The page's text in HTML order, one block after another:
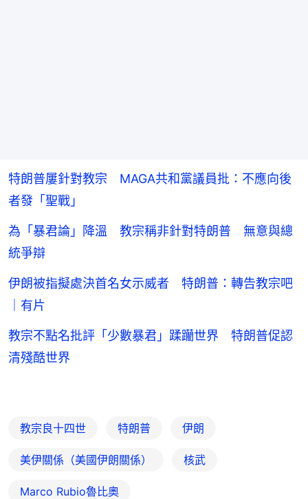
特朗普屢針對教宗 MAGA共和黨議員批：不應向後
者發「聖戰」
為「暴君論」降溫 教宗稱非針對特朗普 無意與總
統爭辯
伊朗被指擬處決首名女示威者 特朗普：轉告教宗吧
｜有片
教宗不點名批評「少數暴君」蹂躪世界 特朗普促認
清殘酷世界
教宗良十四世 特朗普 伊朗
美伊關係（美國伊朗關係） 核武
Marco Rubio魯比奧